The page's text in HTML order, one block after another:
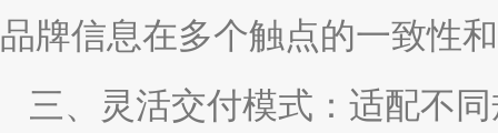
品牌信息在多个触点的一致性
三、灵活交付模式：适配不